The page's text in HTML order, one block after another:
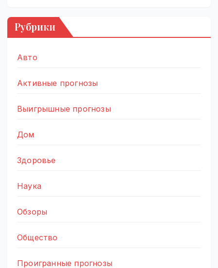
Рубрики
Авто
Активные прогнозы
Выигрышные прогнозы
Дом
Здоровье
Наука
Обзоры
Общество
Проигранные прогнозы